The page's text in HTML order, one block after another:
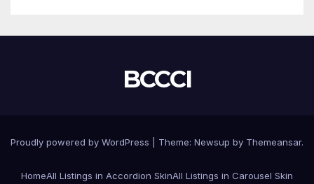
BCCCI
Proudly powered by WordPress Theme: Newsup by Themeansar.
HomeAll Listings in Accordion SkinAll Listings in Carousel Skin